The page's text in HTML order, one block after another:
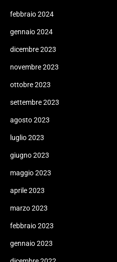
febbraio 2024
gennaio 2024
dicembre 2023
novembre 2023
ottobre 2023
settembre 2023
agosto 2023
luglio 2023
giugno 2023
maggio 2023
aprile 2023
marzo 2023
febbraio 2023
gennaio 2023